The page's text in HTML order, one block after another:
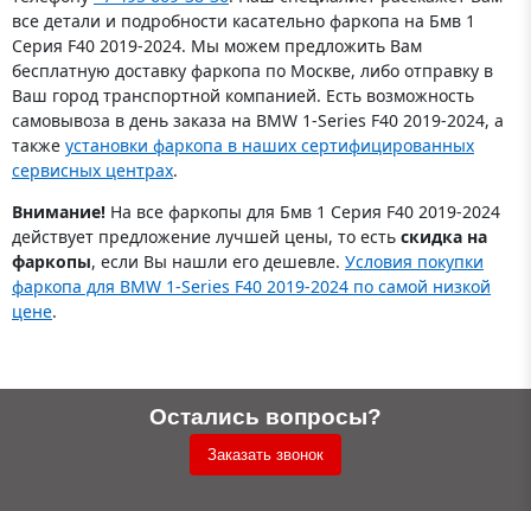
все детали и подробности касательно фаркопа на Бмв 1
Серия F40 2019-2024. Мы можем предложить Вам
бесплатную доставку фаркопа по Москве, либо отправку в
Ваш город транспортной компанией. Есть возможность
самовывоза в день заказа на BMW 1-Series F40 2019-2024, а
также установки фаркопа в наших сертифицированных
сервисных центрах.
Внимание! На все фаркопы для Бмв 1 Серия F40 2019-2024
действует предложение лучшей цены, то есть скидка на
фаркопы, если Вы нашли его дешевле. Условия покупки
фаркопа для BMW 1-Series F40 2019-2024 по самой низкой
цене.
Остались вопросы?
Заказать звонок